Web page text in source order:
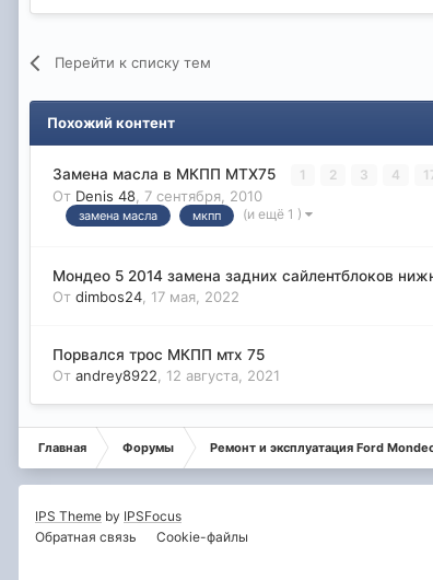
Перейти к списку тем
Похожий контент
Замена масла в МКПП МТХ75 1 2 3 4
От Denis 48 7 сентября, 2010
замена масла мкпп (и ещё 1 )
Мондео 5 2014 замена задних сайлентблоков
От dimbos24, 17 мая, 2022
Порвался трос МКПП мтх 75
От andrey8922, 12 августа, 2021
Главная Форумы Ремонт и эксплуатация Ford
IPS Theme by IPSFocus
Обратная связь
Cookie-файлы